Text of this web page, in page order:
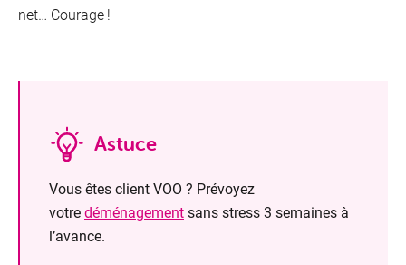
net… Courage !
Astuce
Vous êtes client VOO ? Prévoyez
votredéménagementsans stress 3 semaines à
l’avance.